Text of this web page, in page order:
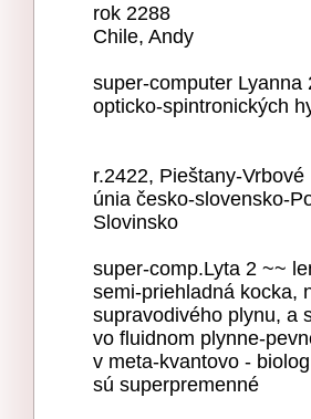
rok 2288
Chile, Andy
super-computer
opticko-spintronických
r.2422, Pieštany-Vrbové
únia česko-slovensko-
Slovinsko
super-comp.Lyta 2 ~~
semi-priehladná kocka,
supravodivého plynu, a
vo fluidnom plynne-
v meta-kvantovo -
sú superpremenné